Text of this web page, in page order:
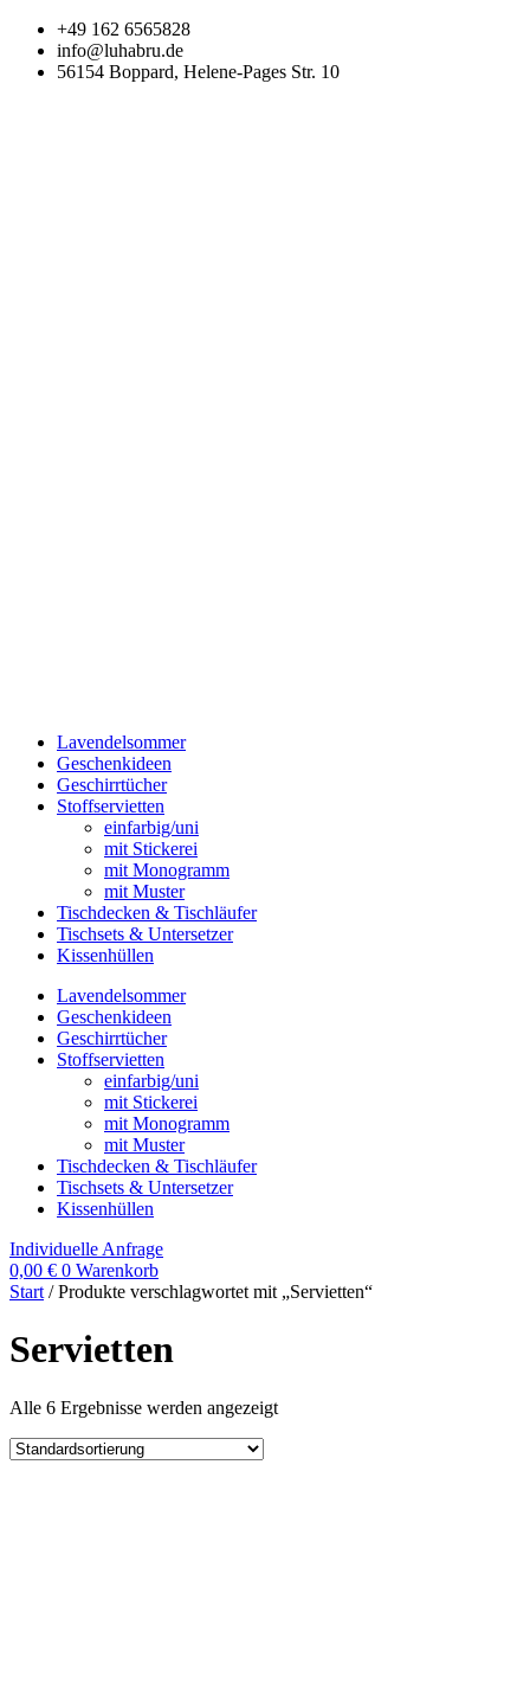
Zum
Inhalt
wechseln
+49 162 6565828
info@luhabru.de
56154 Boppard, Helene-Pages Str. 10
Lavendelsommer
Geschenkideen
Geschirrtücher
Stoffservietten
einfarbig/uni
mit Stickerei
mit Monogramm
mit Muster
Tischdecken & Tischläufer
Tischsets & Untersetzer
Kissenhüllen
Lavendelsommer
Geschenkideen
Geschirrtücher
Stoffservietten
einfarbig/uni
mit Stickerei
mit Monogramm
mit Muster
Tischdecken & Tischläufer
Tischsets & Untersetzer
Kissenhüllen
Individuelle Anfrage
0,00 € 0 Warenkorb
Start / Produkte verschlagwortet mit „Servietten“
Servietten
Alle 6 Ergebnisse werden angezeigt